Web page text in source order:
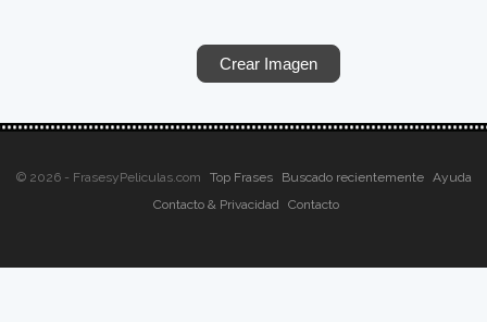
© 2026 - FrasesyPeliculas.com Top Frases Buscado recientemente
Ayuda
Contacto & Privacidad
Contacto